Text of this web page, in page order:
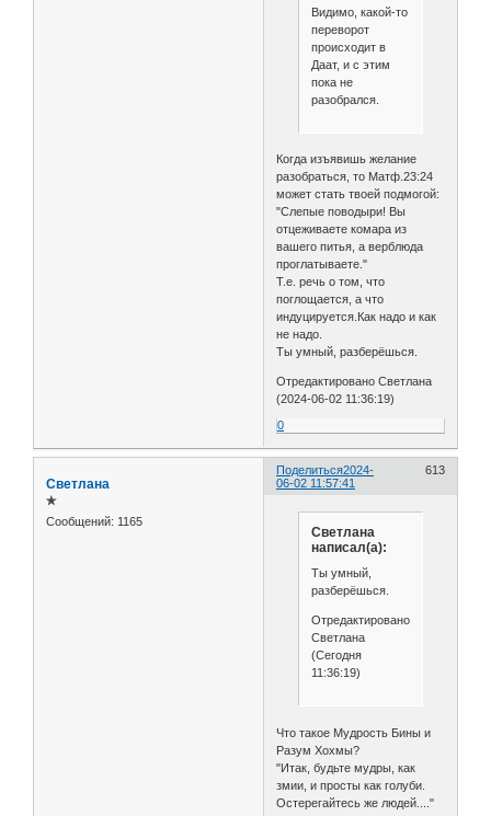
Видимо, какой-то
переворот
происходит в
Даат, и с этим
пока не
разобрался.
Когда изъявишь желание
разобраться, то Матф.23:24
может стать твоей подмогой:
"Слепые поводыри! Вы
отцеживаете комара из
вашего питья, а верблюда
проглатываете."
Т.е. речь о том, что
поглощается, а что
индуцируется.Как надо и как
не надо.
Ты умный, разберёшься.
Отредактировано Светлана
(2024-06-02 11:36:19)
0
Поделиться 613
2024-
06-02 11:57:41
Светлана
✯
Сообщений: 1165
Светлана
написал(а):
Ты умный,
разберёшься.
Отредактировано
Светлана
(Сегодня
11:36:19)
Что такое Мудрость Бины и
Разум Хохмы?
"Итак, будьте мудры, как
змии, и просты как голуби.
Остерегайтесь же людей...."